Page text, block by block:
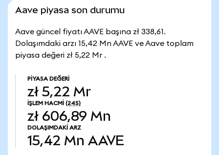
Aave piyasa son durumu
Aave güncel fiyatı AAVE başına zł 338,61.
Dolaşımdaki arzı 15,42 Mn AAVE ve Aave toplam
piyasa değeri zł 5,22 Mr .
PIYASA DEĞERI
zł 5,22 Mr
İŞLEM HACMI (24S)
zł 606,89 Mn
DOLAŞIMDAKI ARZ
15,42 Mn AAVE